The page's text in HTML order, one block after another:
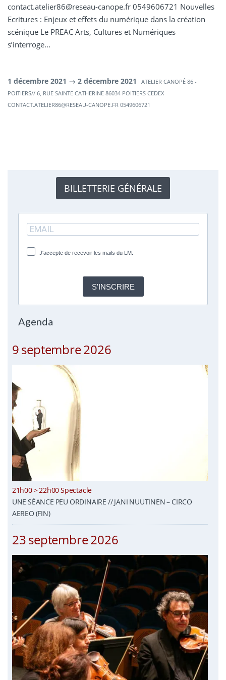
contact.atelier86@reseau-canope.fr 0549606721 Nouvelles
Ecritures : Enjeux et effets du numérique dans la création
scénique Le PREAC Arts, Cultures et Numériques
s’interroge...
1 décembre 2021 → 2 décembre 2021
ATELIER CANOPÉ 86 -
POITIERS// 6, RUE SAINTE CATHERINE 86034 POITIERS CEDEX
CONTACT.ATELIER86@RESEAU-CANOPE.FR 0549606721
BILLETTERIE GÉNÉRALE
J'accepte de recevoir les mails du LM.
S'INSCRIRE
Agenda
9 septembre 2026
21h00 > 22h00 Spectacle
UNE SÉANCE PEU ORDINAIRE // JANI NUUTINEN – CIRCO
AEREO (FIN)
23 septembre 2026